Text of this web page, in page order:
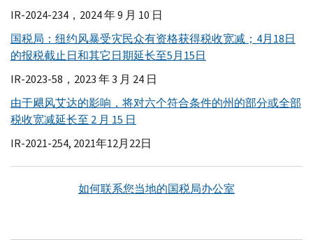
IR-2024-234，2024 年 9 月 10 日
国税局：纽约风暴受灾民众有资格获得税收宽减；4月18日
的报税截止日和其它日期延长至5月15日
IR-2023-58，2023 年 3 月 24 日
由于飓风艾达的影响，将对六个符合条件的州的部分或全部
税收宽减延长至 2 月 15 日
IR-2021-254, 2021年12月22日
如何联系您当地的国税局办公室